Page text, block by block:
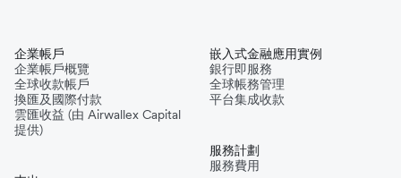
企業帳戶
企業帳戶概覽
全球收款帳戶
換匯及國際付款
雲匯收益 (由 Airwallex Capital
提供)
嵌入式金融應用實例
銀行即服務
全球帳務管理
平台集成收款
服務計劃
服務費用